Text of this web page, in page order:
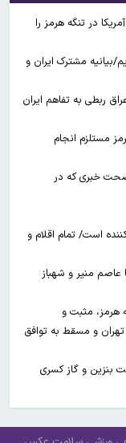
در تنگه هرمز را
بیانیه مشترک ایران و
ربطی به تفاهم ایران
مستلزم انجام
صحت خبری که در
است/ تمام اقلام و
منیر و شهباز
هرمز، مثبت و
و مسقط به توافق
بنزین‌ و گاز کسری